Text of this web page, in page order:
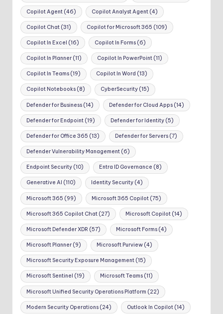
Copilot Agent (46) Copilot Analyst Agent(4)
Copilot Chat (31) Copilot for Microsoft 365 (109)
Copilot In Excel (16) Copilot In Forms(6)
Copilot In Planner (11) Copilot In PowerPoint(11)
Copilot In Teams (19) Copilot In Word (13)
Copilot Notebooks (8) CyberSecurity(15)
Defender for Business (14) Defender for Cloud Apps(14)
Defender for Endpoint (19) Defender for Identity(5)
Defender for Office 365 (13) Defender for Servers(7)
Defender Vulnerability Management (6)
Endpoint Security (10) Entra ID Governance (8)
Generative AI (110) Identity Security(4)
Microsoft 365 (99) Microsoft 365 Copilot(75)
Microsoft 365 Copilot Chat (27) Microsoft Copilot(14)
Microsoft Defender XDR (57) Microsoft Forms(4)
Microsoft Planner (9) Microsoft Purview(4)
Microsoft Security Exposure Management (15)
Microsoft Sentinel (19) Microsoft Teams(11)
Microsoft Unified Security Operations Platform (22)
Modern Security Operations (24) Outlook In Copilot(14)